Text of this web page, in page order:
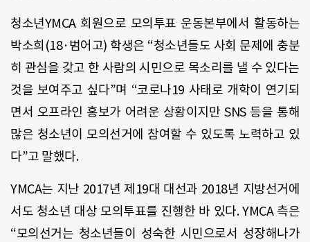
청소년YMCA 회원으로 모의투표 운동본부에서 활동하는
박소희 (18·범어고) 학생은 “청소년들도 사회 문제에 충분
히 관심을 갖고 한 사람의 시민으로 목소리를 낼 수 있다는
것을 보여주고 싶다”며 “코로나19 사태로 개학이 연기되
면서 오프라인 홍보가 어려운 상황이지만SNS 등을 통해
많은 청소년이 모의선거에 참여할 수 있도록 노력하고 있
다”고 말했다.
YMCA는 지난 2017년 제 19대 대선과 2018년 지방선거에
서도 청소년 대상 모의투표를 진행한 바 있다. YMCA 측은
“모의선거는 청소년들이 성숙한 시민으로서 성장해나가